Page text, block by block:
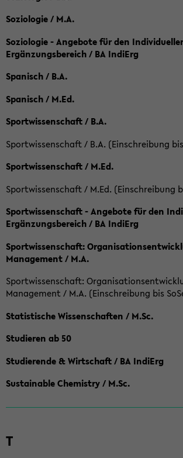
Soziologie / M.A.
Soziologie - Angebote für den
Ergänzungsbereich / BA IndiErg
Spanisch / B.A.
Spanisch / M.Ed.
Sportwissenschaft / B.A.
Sportwissenschaft / B.A. (Einschreibung
Sportwissenschaft / M.Ed.
Sportwissenschaft / M.Ed. (Einschreibung
Sportwissenschaft - Angebote für den
Ergänzungsbereich / BA IndiErg
Sportwissenschaft:
Management / M.A.
Sportwissenschaft:
Management / M.A. (Einschreibung bis
Statistische Wissenschaften / M.Sc.
Studieren ab 50
Studierende & Wirtschaft / BA IndiErg
Sustainable Chemistry / M.Sc.
T